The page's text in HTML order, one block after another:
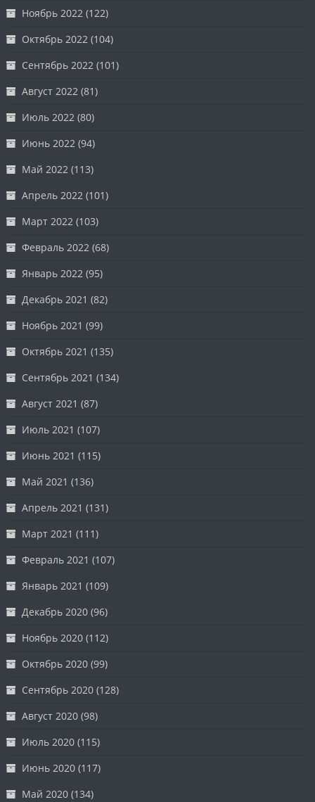
Ноябрь 2022 (122)
Октябрь 2022 (104)
Сентябрь 2022 (101)
Август 2022 (81)
Июль 2022 (80)
Июнь 2022 (94)
Май 2022 (113)
Апрель 2022 (101)
Март 2022 (103)
Февраль 2022 (68)
Январь 2022 (95)
Декабрь 2021 (82)
Ноябрь 2021 (99)
Октябрь 2021 (135)
Сентябрь 2021 (134)
Август 2021 (87)
Июль 2021 (107)
Июнь 2021 (115)
Май 2021 (136)
Апрель 2021 (131)
Март 2021 (111)
Февраль 2021 (107)
Январь 2021 (109)
Декабрь 2020 (96)
Ноябрь 2020 (112)
Октябрь 2020 (99)
Сентябрь 2020 (128)
Август 2020 (98)
Июль 2020 (115)
Июнь 2020 (117)
Май 2020 (134)